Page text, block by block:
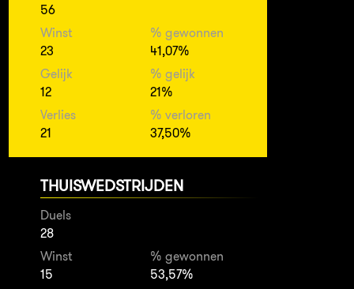
56
Winst
23
% gewonnen
41,07%
Gelijk
12
% gelijk
21%
Verlies
21
% verloren
37,50%
THUISWEDSTRIJDEN
Duels
28
Winst
15
% gewonnen
53,57%